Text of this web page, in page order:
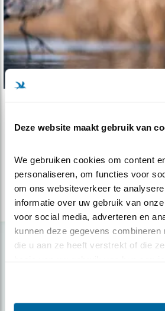
Deze website maakt gebruik van
We gebruiken cookies om content
personaliseren, om functies voor
om ons websiteverkeer te
informatie over uw gebruik van
voor social media, adverteren en
kunnen deze gegevens combineren
die u aan ze heeft verstrekt of die
Beschermingsplan
adem. Drie filmpjes laten zien..
lees meer